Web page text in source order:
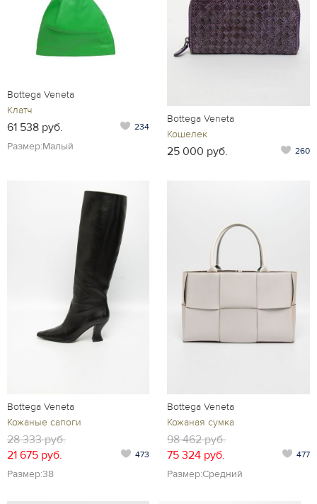
Bottega Veneta
Клатч
61 538 руб. 234
Размер:Малый
Bottega Veneta
Кошелек
25 000 руб. 260
Bottega Veneta
Кожаные сапоги
28 333 руб.
21 675 руб.
473
Размер:38
Bottega Veneta
Кожаная сумка
98 462 руб.
75 324 руб.
477
Размер:Средний